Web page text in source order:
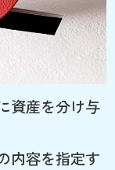
資産を分け与
内容を指定す